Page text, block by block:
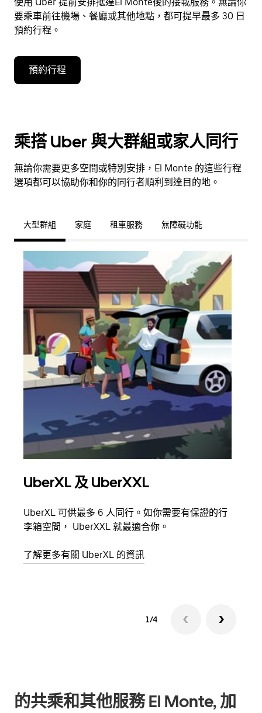
要乘車前往機場、餐廳或其他地點，都可提早最多 30 日
預約行程。
預約行程
乘搭 Uber 與大群組或家人同行
無論你需要更多空間或特別安排，El Monte 的這些行程
選項都可以協助你和你的同行者順利到達目的地。
大型群組 家庭 租車服務 無障礙功能
UberXL 及 UberXXL
UberXL 可供最多 6 人同行。如你需要有保證的行
李箱空間， UberXXL 就最適合你。
了解更多有關 UberXL 的資訊
1/4
的共乘和其他服務 El Monte, 加